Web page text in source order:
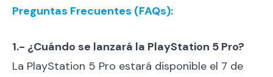
Preguntas Frecuentes (FAQs):
1.- ¿Cuándo se lanzará la PlayStation 5 Pro?
La PlayStation 5 Pro estará disponible el 7 de